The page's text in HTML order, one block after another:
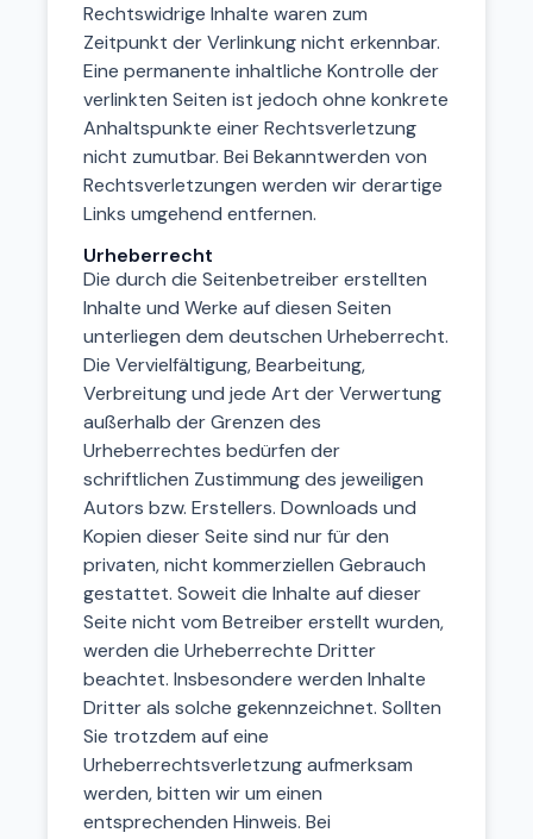
Rechtswidrige Inhalte waren zum
Zeitpunkt der Verlinkung nicht erkennbar.
Eine permanente inhaltliche Kontrolle der
verlinkten Seiten ist jedoch ohne konkrete
Anhaltspunkte einer Rechtsverletzung
nicht zumutbar. Bei Bekanntwerden von
Rechtsverletzungen werden wir derartige
Links umgehend entfernen.
Urheberrecht
Die durch die Seitenbetreiber erstellten
Inhalte und Werke auf diesen Seiten
unterliegen dem deutschen Urheberrecht.
Die Vervielfältigung, Bearbeitung,
Verbreitung und jede Art der Verwertung
außerhalb der Grenzen des
Urheberrechtes bedürfen der
schriftlichen Zustimmung des jeweiligen
Autors bzw. Erstellers. Downloads und
Kopien dieser Seite sind nur für den
privaten, nicht kommerziellen Gebrauch
gestattet. Soweit die Inhalte auf dieser
Seite nicht vom Betreiber erstellt wurden,
werden die Urheberrechte Dritter
beachtet. Insbesondere werden Inhalte
Dritter als solche gekennzeichnet. Sollten
Sie trotzdem auf eine
Urheberrechtsverletzung aufmerksam
werden, bitten wir um einen
entsprechenden Hinweis. Bei